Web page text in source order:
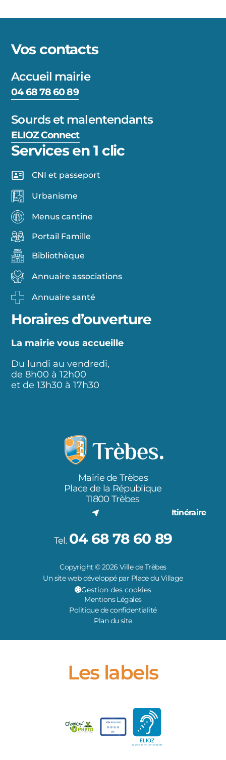
Vos contacts
Accueil mairie
04 68 78 60 89
Sourds et malentendants
ELIOZ Connect
Services en 1 clic
CNI et passeport
Urbanisme
Menus cantine
Portail Famille
Bibliothèque
Annuaire associations
Annuaire santé
Horaires d’ouverture
La mairie vous accueille
Du lundi au vendredi,
de 8h00 à 12h00
et de 13h30 à 17h30
Mairie de Trèbes
Place de la République
11800 Trèbes
Itinéraire
Tel. 04 68 78 60 89
Copyright © 2026 Ville de Trèbes
Un site web développé par Place du Village
Gestion des cookies
Mentions Légales
Politique de confidentialité
Plan du site
Les labels